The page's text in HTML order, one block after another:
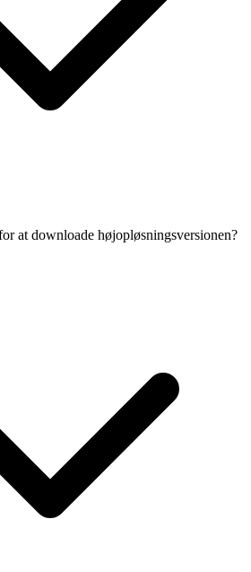
at downloade højopløsningsversionen?